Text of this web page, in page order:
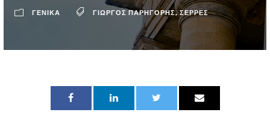
ΓΕΝΙΚΑ ΓΙΏΡΓΟΣ ΠΑΡΗΓΌΡΗΣ,ΣΈΡΡΕΣ